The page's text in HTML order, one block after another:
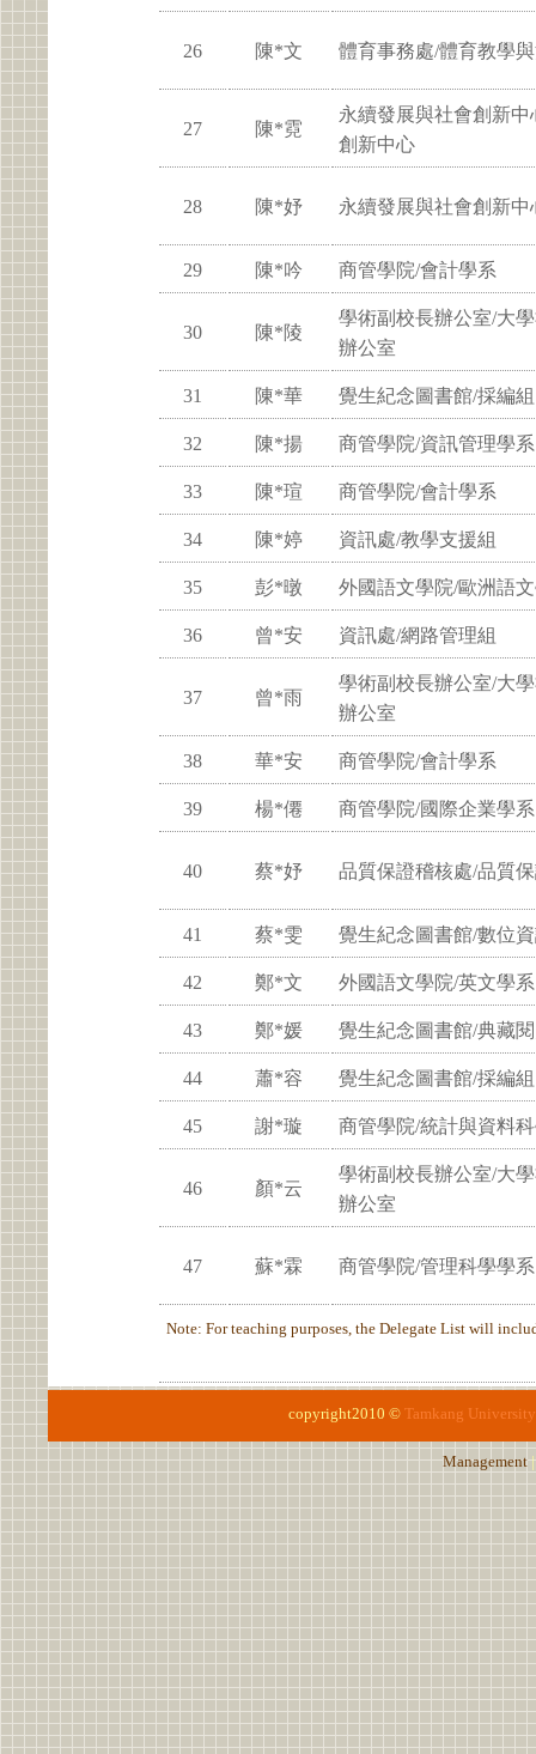
26 陳*文 體育事務處/體育教學
27 陳*霓
永續發展與社會創新
創新中心
28 陳*妤 永續發展與社會創新
29 陳*吟 商管學院/會計學系
30 陳*陵
學術副校長辦公室/大
辦公室
31 陳*華 覺生紀念圖書館/採編組
32 陳*揚 商管學院/資訊管理學系
33 陳*瑄 商管學院/會計學系
34 陳*婷 資訊處/教學支援組
35 彭*暾 外國語文學院/歐洲語
36 曾*安 資訊處/網路管理組
37 曾*雨
學術副校長辦公室/大
辦公室
38 華*安 商管學院/會計學系
39 楊*僊 商管學院/國際企業學系
40 蔡*妤 品質保證稽核處/品質
41 蔡*雯 覺生紀念圖書館/數位
42 鄭*文 外國語文學院/英文學系
43 鄭*媛 覺生紀念圖書館/典藏
44 蕭*容 覺生紀念圖書館/採編組
45 謝*璇 商管學院/統計與資料
46 顏*云
學術副校長辦公室/大
辦公室
47 蘇*霖 商管學院/管理科學學系
Note: For teaching purposes, the Delegate List will
copyright2010 © Tamkang University
Management